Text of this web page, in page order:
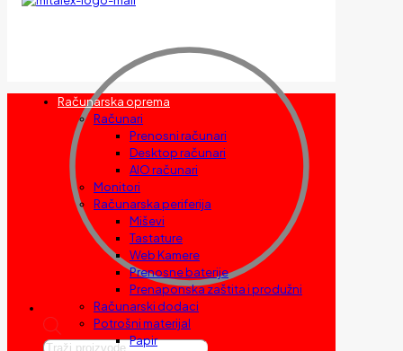
Products
Računarska oprema
Računari
Prenosni računari
Desktop računari
AIO računari
Monitori
Računarska periferija
Miševi
Tastature
Web Kamere
Prenosne baterije
Prenaponska zaštita i produžni
Računarski dodaci
Potrošni materijal
Papir